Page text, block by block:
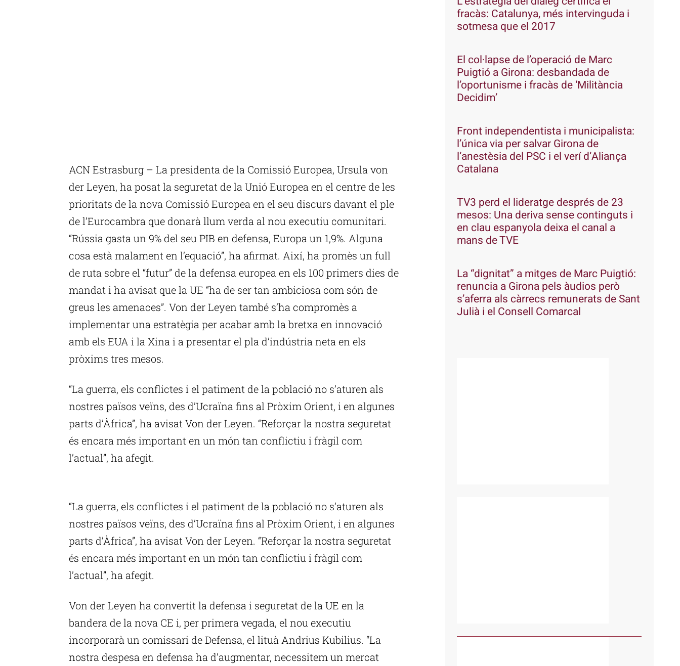
ACN Estrasburg – La presidenta de la Comissió Europea, Ursula von
der Leyen, ha posat la seguretat de la Unió Europea en el centre de les
prioritats de la nova Comissió Europea en el seu discurs davant el ple
de l’Eurocambra que donarà llum verda al nou executiu comunitari.
“Rússia gasta un 9% del seu PIB en defensa, Europa un 1,9%. Alguna
cosa està malament en l’equació”, ha afirmat. Així, ha promès un full
de ruta sobre el “futur” de la defensa europea en els 100 primers dies de
mandat i ha avisat que la UE “ha de ser tan ambiciosa com són de
greus les amenaces”. Von der Leyen també s’ha compromès a
implementar una estratègia per acabar amb la bretxa en innovació
amb els EUA i la Xina i a presentar el pla d’indústria neta en els
pròxims tres mesos.
“La guerra, els conflictes i el patiment de la població no s’aturen als
nostres països veïns, des d’Ucraïna fins al Pròxim Orient, i en algunes
parts d’Àfrica”, ha avisat Von der Leyen. “Reforçar la nostra seguretat
és encara més important en un món tan conflictiu i fràgil com
l’actual”, ha afegit.
“La guerra, els conflictes i el patiment de la població no s’aturen als
nostres països veïns, des d’Ucraïna fins al Pròxim Orient, i en algunes
parts d’Àfrica”, ha avisat Von der Leyen. “Reforçar la nostra seguretat
és encara més important en un món tan conflictiu i fràgil com
l’actual”, ha afegit.
Von der Leyen ha convertit la defensa i seguretat de la UE en la
bandera de la nova CE i, per primera vegada, el nou executiu
incorporarà un comissari de Defensa, el lituà Andrius Kubilius. “La
nostra despesa en defensa ha d’augmentar, necessitem un mercat
fracàs: Catalunya, més intervinguda i
sotmesa que el 2017
El col·lapse de l’operació de Marc
Puigtió a Girona: desbandada de
l’oportunisme i fracàs de ‘Militància
Decidim’
Front independentista i municipalista:
l’única via per salvar Girona de
l’anestèsia del PSC i el verí d’Aliança
Catalana
TV3 perd el lideratge després de 23
mesos: Una deriva sense continguts i
en clau espanyola deixa el canal a
mans de TVE
La “dignitat” a mitges de Marc Puigtió:
renuncia a Girona pels àudios però
s’aferra als càrrecs remunerats de Sant
Julià i el Consell Comarcal